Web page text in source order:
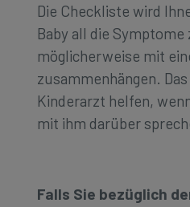
Die Checkliste wird
Baby all die
möglicherweise mit
zusammenhängen.
Kinderarzt helfen,
mit ihm darüber
Falls Sie bezüglich